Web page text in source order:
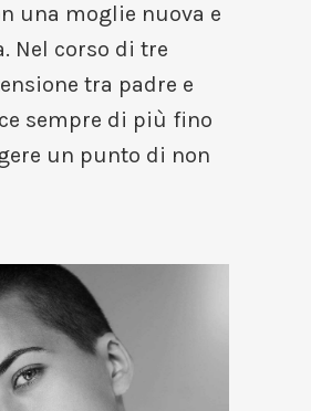
una moglie nuova e
Nel corso di tre
tra padre e
sempre di più fino
un punto di non